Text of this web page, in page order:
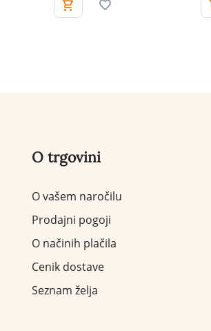
O trgovini
O vašem naročilu
Prodajni pogoji
O načinih plačila
Cenik dostave
Seznam želja